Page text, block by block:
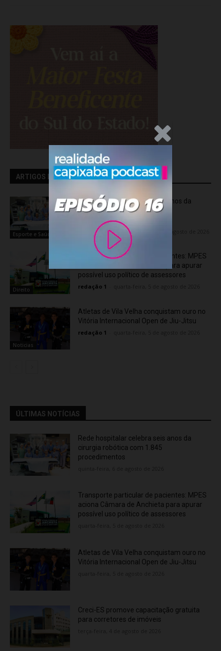
ARTIGOS RELACIONADOS
Esporte e Saúde
Rede hospitalar celebra seis anos da
cirurgia robótica com 1.845
procedimentos
Flávia Varela quinta-feira, 6 de agosto de 2026
Direito
Transporte particular de pacientes: MPES
aciona Câmara de Anchieta para apurar
possível uso político de assessores
redação 1
Noticias
Atletas de Vila Velha conquistam ouro no
Vitória Internacional Open de Jiu-Jitsu
redação 1
ÚLTIMAS NOTÍCIAS
Rede hospitalar celebra seis anos da
cirurgia robótica com 1.845
procedimentos
Transporte particular de pacientes: MPES
aciona Câmara de Anchieta para apurar
possível uso político de assessores
Atletas de Vila Velha conquistam ouro no
Vitória Internacional Open de Jiu-Jitsu
Creci-ES promove capacitação gratuita
para corretores de imóveis